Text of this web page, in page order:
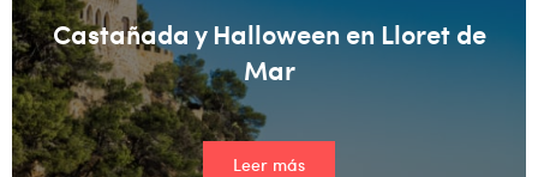
Castañada y Halloween en Lloret de
Mar
Leer más